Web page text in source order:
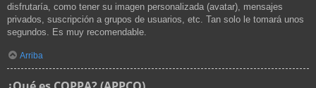
disfrutaría, como tener su imagen personalizada (avatar), mensajes
privados, suscripción a grupos de usuarios, etc. Tan solo le tomará unos
segundos. Es muy recomendable.
Arriba